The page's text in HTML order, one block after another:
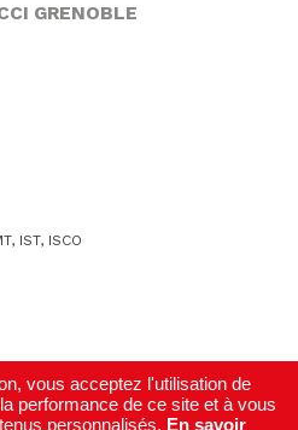
GRENOBLE
IST, ISCO
vous acceptez l'utilisation de
performance de ce site et à vous
personnalisés. En savoir